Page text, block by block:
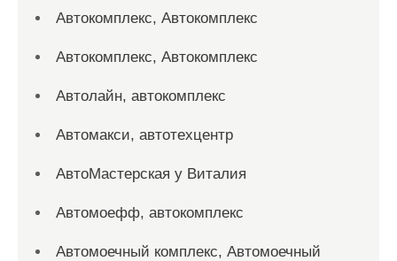
Автокомплекс, Автокомплекс
Автокомплекс, Автокомплекс
Автолайн, автокомплекс
Автомакси, автотехцентр
АвтоМастерская у Виталия
Автомоефф, автокомплекс
Автомоечный комплекс, Автомоечный